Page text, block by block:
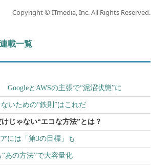
Copyright © ITmedia, Inc. All Rights Reserved.
載一覧
GoogleとAWSの主張で“泥沼状態”に
いための“鉄則”はこれだ
じゃない“エコな方法”とは？
には「第3の目標」も
あの方法”で大容量化